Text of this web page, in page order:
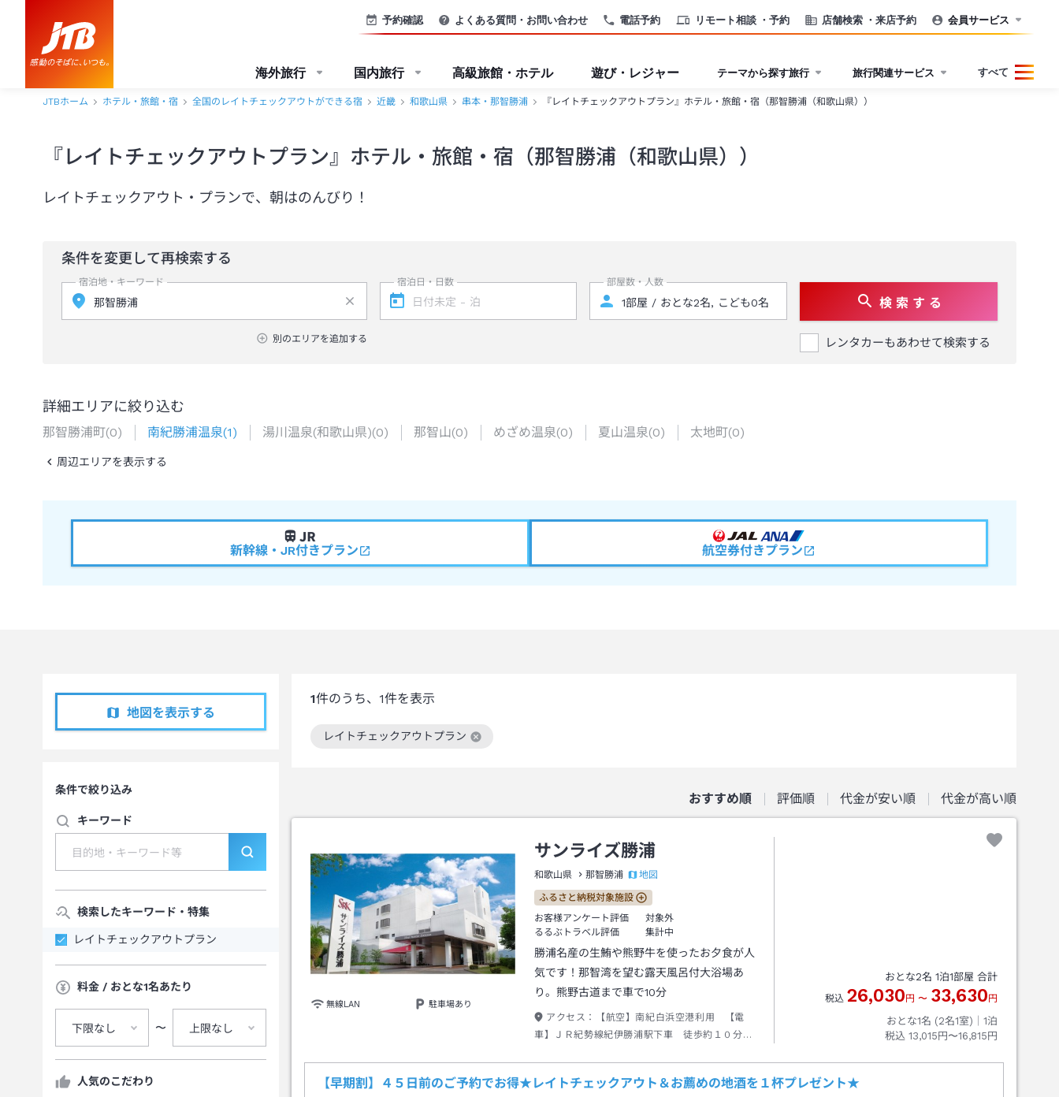
電話予約 リモート相談 ・予約 店舗検索 ・来店予約
予約確認 よくある質問・お問い合わせ 会員サービス
海外旅行 国内旅行 高級旅館・ホテル 遊び・レジャー テーマから探す旅行 旅行関連サービス すべて
JTBホーム ホテル・旅館・宿 全国のレイトチェックアウトができる宿 近畿 和歌山県 串本・那智勝浦 『レイトチェックアウトプラン』ホテル・旅館・宿（那智勝浦（和歌山県））
『レイトチェックアウトプラン』ホテル・旅館・宿（那智勝浦（和歌山県））
レイトチェックアウト・プランで、朝はのんびり！
条件を変更して再検索する
宿泊地・キーワード
別のエリアを追加する
宿泊日・日数 部屋数・人数
検 索 す る
レンタカーもあわせて検索する
詳細エリアに絞り込む
那智勝浦町(0) 南紀勝浦温泉(1) 湯川温泉(和歌山県)(0) 那智山(0) めざめ温泉(0) 夏山温泉(0) 太地町(0)
周辺エリアを表示する
新幹線・JR付きプラン 航空券付きプラン
地図を表示する
条件で絞り込み
キーワード
検索したキーワード・特集
レイトチェックアウトプラン
料金 / おとな1名あたり
下限なし 〜 上限なし
人気のこだわり
1件のうち、 1件を表示
レイトチェックアウトプラン
この絞り込み条件を解除
おすすめ順 評価順 代金が安い順 代金が高い順
無線LAN 駐車場あり
サンライズ勝浦
和歌山県 那智勝浦 地図
ふるさと納税対象施設
お客様アンケート評価
対象外
るるぶトラベル評価
集計中
勝浦名産の生鮪や熊野牛を使ったお夕食が人
気です！那智湾を望む露天風呂付大浴場あ
り。熊野古道まで車で10分
アクセス：
【航空】南紀白浜空港利用 【電
車】ＪＲ紀勢線紀伊勝浦駅下車 徒歩約１０分
おとな2名 1泊1部屋 合計
税込 26,030 円 〜 33,630 円
おとな1名 (2名1室)｜ 1泊
税込 13,015円〜16,815円
【早期割】４５日前のご予約でお得★レイトチェックアウト＆お薦めの地酒を１杯プレゼント★